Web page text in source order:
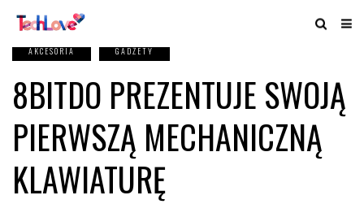
AKCESORIA GADŻETY
8BITDO PREZENTUJE SWOJĄ
PIERWSZĄ MECHANICZNĄ
KLAWIATURĘ